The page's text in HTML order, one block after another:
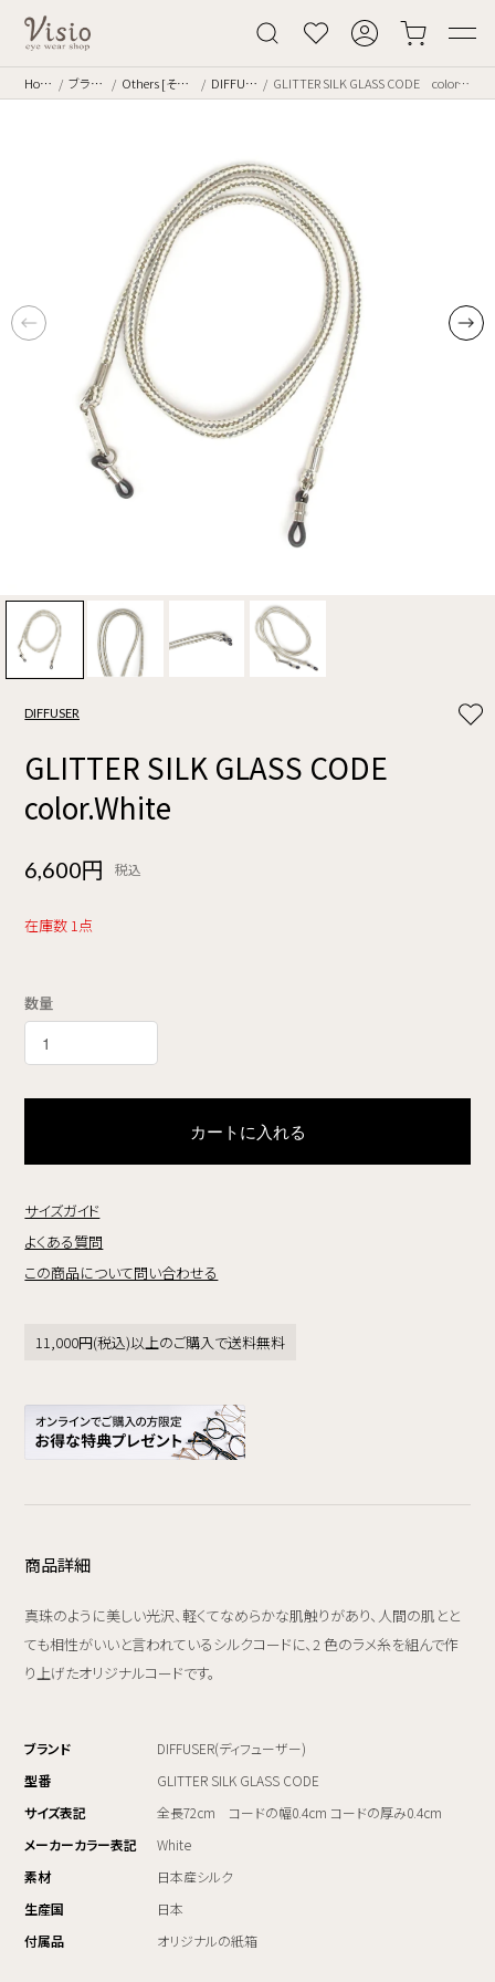
Home ブランド Others [その他] DIFFUSER GLITTER SILK GLASS CODE color.White
DIFFUSER
GLITTER SILK GLASS CODE
color.White
6,600円 税込
在庫数 1点
数量
カートに入れる
サイズガイド
よくある質問
この商品について問い合わせる
11,000円(税込)以上のご購入で送料無料
商品詳細
真珠のように美しい光沢、軽くてなめらかな肌触りがあり、人間の肌とと
ても相性がいいと言われているシルクコードに、2 色のラメ糸を組んで作
り上げたオリジナルコードです。
ブランド
DIFFUSER(ディフューザー)
型番
GLITTER SILK GLASS CODE
サイズ表記
全長72cm コードの幅0.4cm コードの厚み0.4cm
メーカーカラー表記
White
素材
日本産シルク
生産国
日本
付属品
オリジナルの紙箱